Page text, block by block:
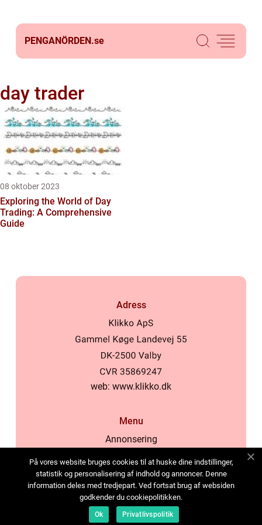
PENGANÖRDEN.se
day trader
08 oktober 2023
Exploring the World of Day
Trading: A Comprehensive
Guide
Adress
web: www.klikko.dk
Menu
Annonsering
Cookies
Kontakta oss
Sitemap
På vores website bruges cookies til at huske dine indstillinger,
statistik og personalisering af indhold og annoncer. Denne
information deles med tredjepart. Ved fortsat brug af websiden
godkender du cookiepolitikken.
Ok Privatlivspolitik